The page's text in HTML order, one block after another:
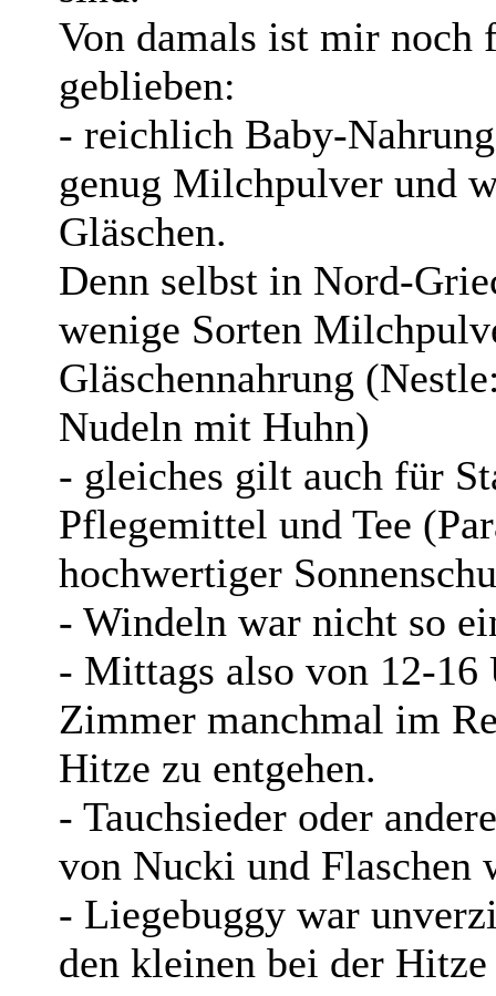
Von damals ist mir noch
geblieben:
- reichlich Baby-
genug Milchpulver und
Gläschen.
Denn selbst in Nord-
wenige Sorten
Gläschennahrung
Nudeln mit Huhn)
- gleiches gilt auch für
Pflegemittel und Tee
hochwertiger
- Windeln war nicht so
- Mittags also von 12-
Zimmer manchmal im
Hitze zu entgehen.
- Tauchsieder oder
von Nucki und Flaschen
- Liegebuggy war
den kleinen bei der